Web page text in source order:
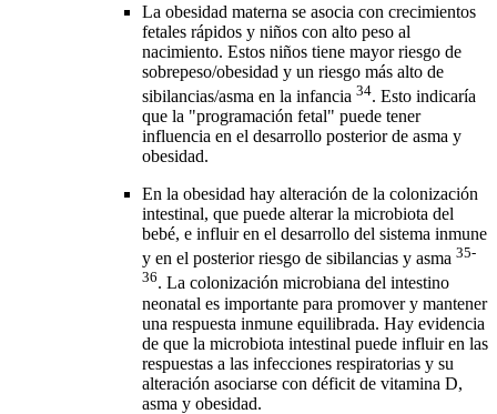
La obesidad materna se asocia con crecimientos
fetales rápidos y niños con alto peso al
nacimiento. Estos niños tiene mayor riesgo de
sobrepeso/obesidad y un riesgo más alto de
sibilancias/asma en la infancia 34. Esto indicaría
que la "programación fetal" puede tener
influencia en el desarrollo posterior de asma y
obesidad.
En la obesidad hay alteración de la colonización
intestinal, que puede alterar la microbiota del
bebé, e influir en el desarrollo del sistema inmune
y en el posterior riesgo de sibilancias y asma 35-
36. La colonización microbiana del intestino
neonatal es importante para promover y mantener
una respuesta inmune equilibrada. Hay evidencia
de que la microbiota intestinal puede influir en las
respuestas a las infecciones respiratorias y su
alteración asociarse con déficit de vitamina D,
asma y obesidad.